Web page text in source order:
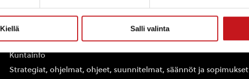
Kiellä Salli valinta
Yhteystiedot
Kuntainfo
Strategiat, ohjelmat, ohjeet, suunnitelmat, säännöt ja sopimukset